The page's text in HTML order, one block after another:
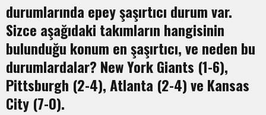
durumlarında epey şaşırtıcı durum var.
Sizce aşağıdaki takımların hangisinin
bulunduğu konum en şaşırtıcı, ve neden bu
durumlardalar? New York Giants (1-6),
Pittsburgh (2-4), Atlanta (2-4) ve Kansas
City (7-0).